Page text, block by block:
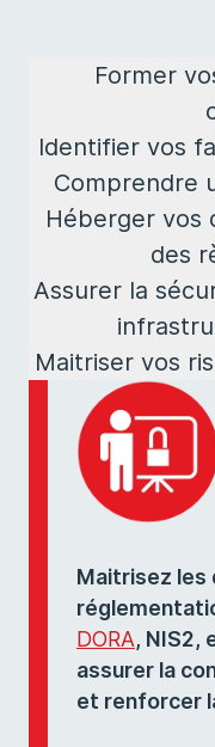
Former
Identifier vos
Comprendre
Héberger vos
des
Assurer la
Maitriser vos
Maitrisez les
DORA, NIS2,
assurer la
et renforcer